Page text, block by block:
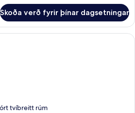
Skoða verð fyrir þínar dagsetningar
Superior-herbergi | Míníbar,
tvíbreitt rúm